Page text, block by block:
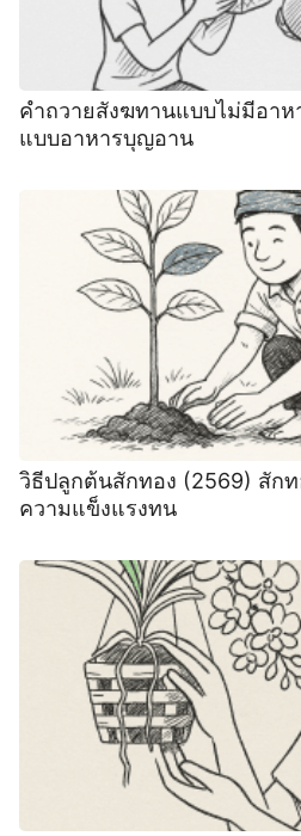
คําถวายสังฆทานแบบไม่มีอา
แบบอาหารบุญอาน
วิธีปลูกต้นสักทอง (2569) สักท
ความแข็งแรงทน